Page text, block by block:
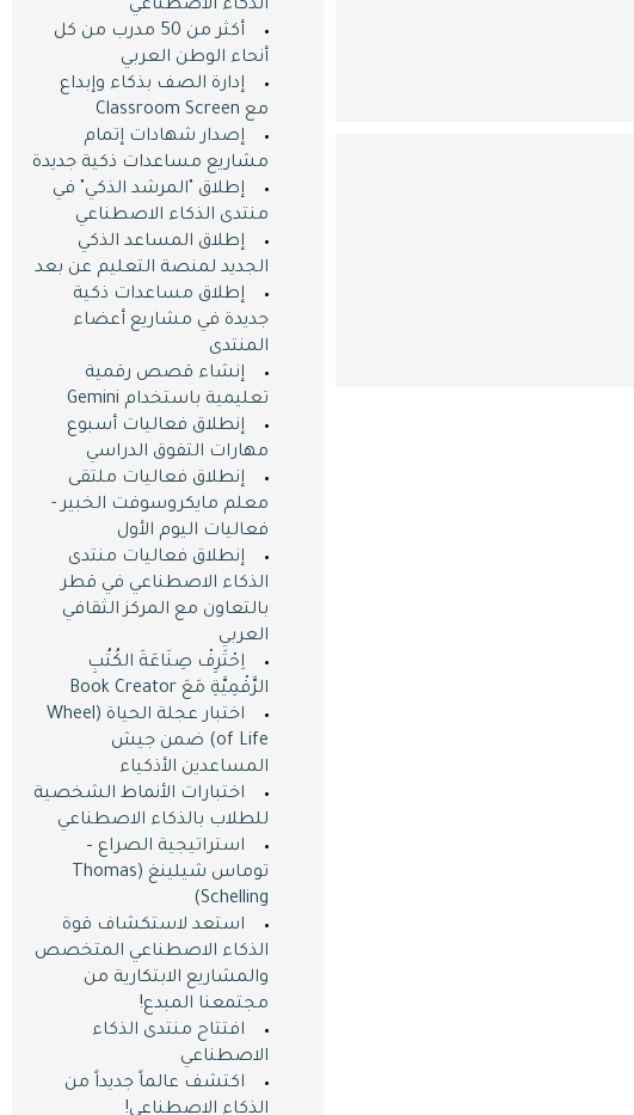
الذكاء الاصطناعي
أكثر من 50 مدرب من كل
أنحاء الوطن العربي
إدارة الصف بذكاء وإبداع
مع Classroom Screen
إصدار شهادات إتمام
مشاريع مساعدات ذكية جديدة
إطلاق "المرشد الذكي" في
منتدى الذكاء الاصطناعي
إطلاق المساعد الذكي
الجديد لمنصة التعليم عن بعد
إطلاق مساعدات ذكية
جديدة في مشاريع أعضاء
المنتدى
إنشاء قصص رقمية
تعليمية باستخدام Gemini
إنطلاق فعاليات أسبوع
مهارات التفوق الدراسي
إنطلاق فعاليات ملتقى
معلم مايكروسوفت الخبير -
فعاليات اليوم اﻷول
إنطلاق فعاليات منتدى
الذكاء الاصطناعي في قطر
بالتعاون مع المركز الثقافي
العربي
اِحْتَرِفْ صِنَاعَةَ الكُتُبِ
الرَّقْمِيَّةِ مَعَ Book Creator
اختبار عجلة الحياة (Wheel
of Life) ضمن جيش
المساعدين اﻷذكياء
اختبارات اﻷنماط الشخصية
للطلاب بالذكاء الاصطناعي
استراتيجية الصراع –
توماس شيلينغ (Thomas
Schelling)
استعد لاستكشاف قوة
الذكاء الاصطناعي المتخصص
والمشاريع الابتكارية من
مجتمعنا المبدع!
افتتاح منتدى الذكاء
الاصطناعي
اكتشف عالماً جديداً من
الذكاء الاصطناعي!